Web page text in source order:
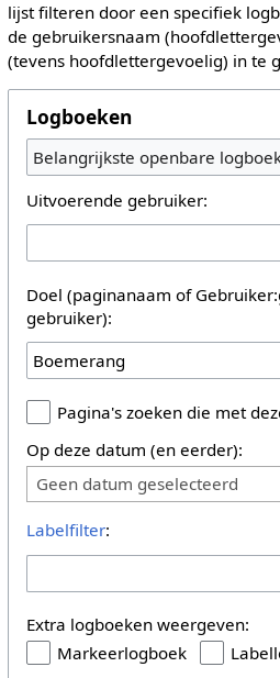
lijst filteren door een specifiek
de gebruikersnaam
(tevens hoofdlettergevoelig) in te
Logboeken
Belangrijkste openbare
Uitvoerende gebruiker:
Doel (paginanaam of
gebruiker):
Pagina's zoeken die met
Op deze datum (en eerder):
Geen datum geselecteerd
Labelfilter:
Extra logboeken weergeven:
Markeerlogboek